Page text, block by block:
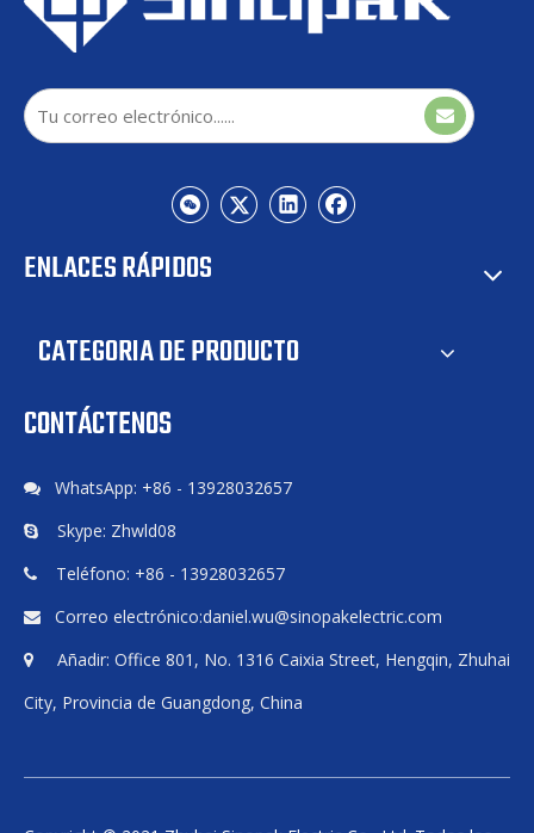
ENLACES RÁPIDOS
CATEGORIA DE PRODUCTO
CONTÁCTENOS
 WhatsApp: +86 - 13928032657
 Skype: Zhwld08
 Teléfono: +86 - 13928032657
 Correo electrónico:daniel.wu@sinopakelectric.com
 Añadir: Office 801, No. 1316 Caixia Street, Hengqin, Zhuhai
City, Provincia de Guangdong, China